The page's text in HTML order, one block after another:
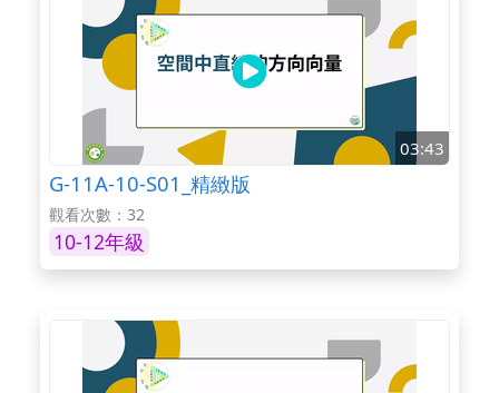
03:43
G-11A-10-S01_精緻版
觀看次數：32
10-12年級